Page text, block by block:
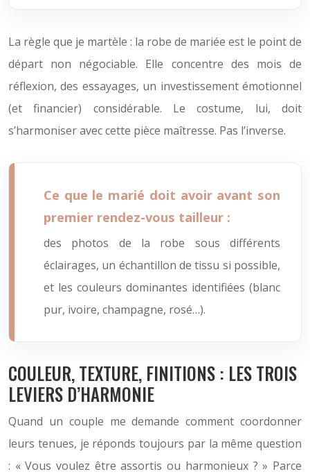
La règle que je martèle : la robe de mariée est le point de
départ non négociable. Elle concentre des mois de
réflexion, des essayages, un investissement émotionnel
(et financier) considérable. Le costume, lui, doit
s’harmoniser avec cette pièce maîtresse. Pas l’inverse.
Ce que le marié doit avoir avant son
premier rendez-vous tailleur :
des photos de la robe sous différents
éclairages, un échantillon de tissu si possible,
et les couleurs dominantes identifiées (blanc
pur, ivoire, champagne, rosé…).
COULEUR, TEXTURE, FINITIONS : LES TROIS
LEVIERS D’HARMONIE
Quand un couple me demande comment coordonner
leurs tenues, je réponds toujours par la même question
: « Vous voulez être assortis ou harmonieux ? » Parce